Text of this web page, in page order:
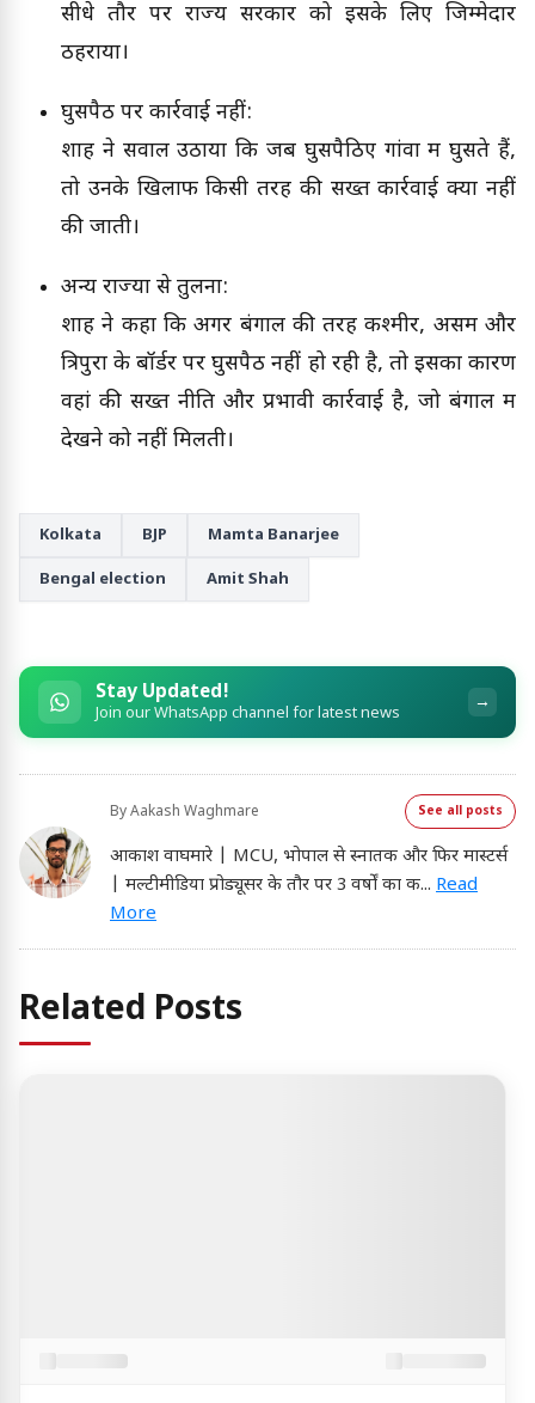
सीधे तौर पर राज्य सरकार को इसके लिए जिम्मेदार
ठहराया।
घुसपैठ पर कार्रवाई नहीं:
शाह ने सवाल उठाया कि जब घुसपैठिए गांवों में घुसते हैं,
तो उनके खिलाफ किसी तरह की सख्त कार्रवाई क्यों नहीं
की जाती।
अन्य राज्यों से तुलना:
शाह ने कहा कि अगर बंगाल की तरह कश्मीर, असम और
त्रिपुरा के बॉर्डर पर घुसपैठ नहीं हो रही है, तो इसका कारण
वहां की सख्त नीति और प्रभावी कार्रवाई है, जो बंगाल में
देखने को नहीं मिलती।
Kolkata BJP Mamta Banarjee
Bengal election Amit Shah
Stay Updated!
Join our WhatsApp channel for latest news →
ByAakash Waghmare See all posts
आकाश वाघमारे | MCU, भोपाल से स्नातक और फिर मास्टर्स
| मल्टीमीडिया प्रोड्यूसर के तौर पर 3 वर्षों का क... Read
More
Related Posts